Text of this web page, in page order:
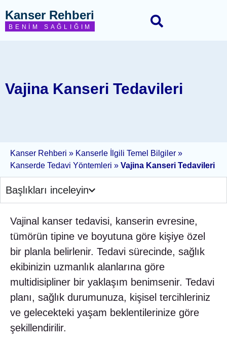
Kanser Rehberi
BENIM SAĞLIĞIM
Vajina Kanseri Tedavileri
Kanser Rehberi » Kanserle İlgili Temel Bilgiler »
Kanserde Tedavi Yöntemleri » Vajina Kanseri Tedavileri
Başlıkları inceleyin
Vajinal kanser tedavisi, kanserin evresine,
tümörün tipine ve boyutuna göre kişiye özel
bir planla belirlenir. Tedavi sürecinde, sağlık
ekibinizin uzmanlık alanlarına göre
multidisipliner bir yaklaşım benimsenir. Tedavi
planı, sağlık durumunuza, kişisel tercihleriniz
ve gelecekteki yaşam beklentilerinize göre
şekillendirilir.